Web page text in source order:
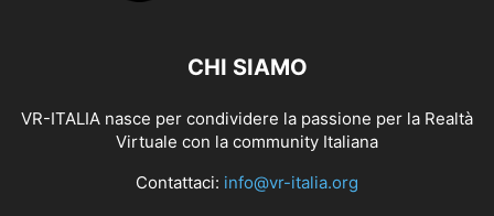
CHI SIAMO
VR-ITALIA nasce per condividere la passione per la Realtà
Virtuale con la community Italiana
Contattaci: info@vr-italia.org